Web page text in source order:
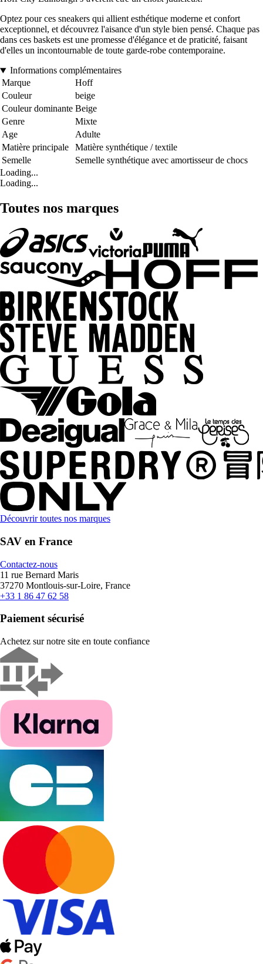
Optez pour ces sneakers qui allient esthétique moderne et confort
exceptionnel, et découvrez l'aisance d'un style bien pensé. Chaque pas
dans ces baskets est une promesse d'élégance et de praticité, faisant
d'elles un incontournable de toute garde-robe contemporaine.
Informations complémentaires
Marque
Hoff
Couleur
beige
Couleur dominante Beige
Genre
Mixte
Age
Adulte
Matière principale
Matière synthétique / textile
Semelle
Semelle synthétique avec amortisseur de chocs
Loading...
Loading...
Toutes nos marques
Découvrir toutes nos marques
SAV en France
Contactez-nous
11 rue Bernard Maris
37270 Montlouis-sur-Loire, France
+33 1 86 47 62 58
Paiement sécurisé
Achetez sur notre site en toute confiance